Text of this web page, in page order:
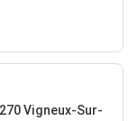
Vigneux-Sur-